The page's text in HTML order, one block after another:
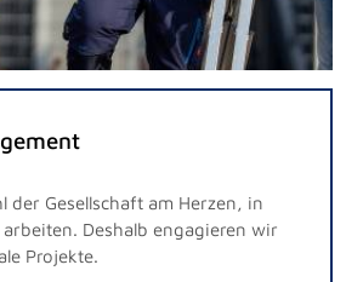
der Gesellschaft am Herzen, in
Deshalb engagieren wir
Projekte.